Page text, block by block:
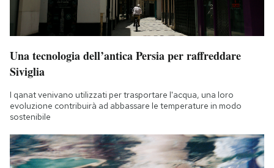
Una tecnologia dell’antica Persia per raffreddare
Siviglia
I qanat venivano utilizzati per trasportare l'acqua, una loro
evoluzione contribuirà ad abbassare le temperature in modo
sostenibile